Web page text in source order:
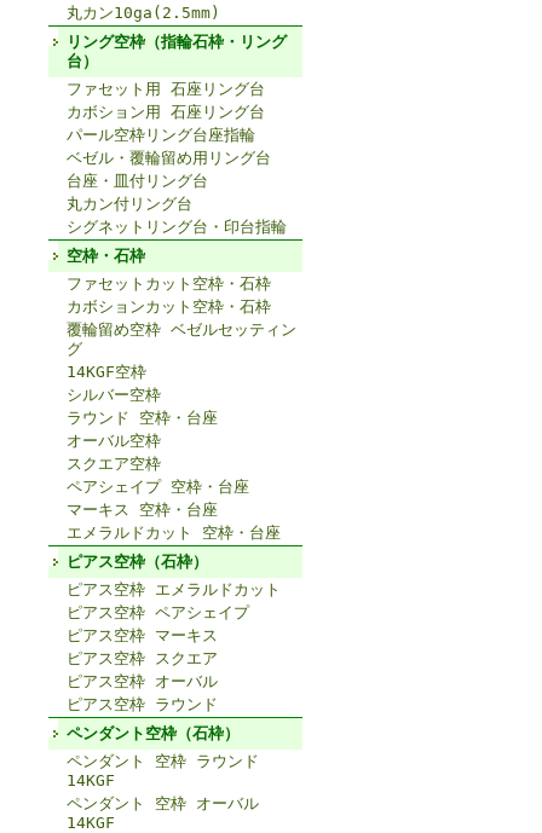
丸カン10ga(2.5mm)
リング空枠（指輪石枠・リング
台）
ファセット用 石座リング台
カボション用 石座リング台
パール空枠リング台座指輪
ベゼル・覆輪留め用リング台
台座・皿付リング台
丸カン付リング台
シグネットリング台・印台指輪
空枠・石枠
ファセットカット空枠・石枠
カボションカット空枠・石枠
覆輪留め空枠 ベゼルセッティン
グ
14KGF空枠
シルバー空枠
ラウンド 空枠・台座
オーバル空枠
スクエア空枠
ペアシェイプ 空枠・台座
マーキス 空枠・台座
エメラルドカット 空枠・台座
ピアス空枠（石枠）
ピアス空枠 エメラルドカット
ピアス空枠 ペアシェイプ
ピアス空枠 マーキス
ピアス空枠 スクエア
ピアス空枠 オーバル
ピアス空枠 ラウンド
ペンダント空枠（石枠）
ペンダント 空枠 ラウンド
14KGF
ペンダント 空枠 オーバル
14KGF